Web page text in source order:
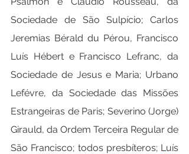
Sociedade de São Sulpício; Carlos
Jeremias Bérald du Pérou, Francisco
Luís Hébert e Francisco Lefranc, da
Sociedade de Jesus e Maria; Urbano
Lefévre, da Sociedade das Missões
Estrangeiras de Paris; Severino (Jorge)
Girauld, da Ordem Terceira Regular de
São Francisco; todos presbíteros; Luís